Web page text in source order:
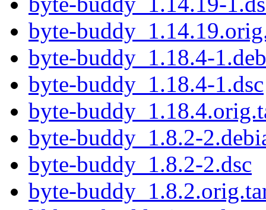
byte-
byte-buddy_1.18.4-
byte-buddy_1.18.4-1.dsc
byte-
byte-buddy_1.8.2-
byte-buddy_1.8.2-2.dsc
byte-